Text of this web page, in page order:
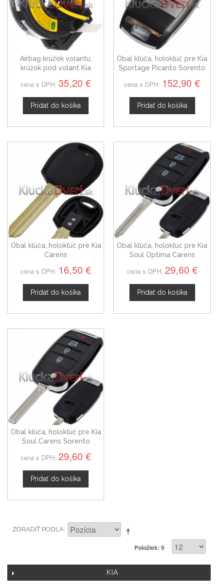
Airbag krúžok volantu,
krúžok pod volant Kia
cena s DPH: 35,20 €
Pridať do košíka
Obal kľúča, holokľúč pre Kia
Sportage Picanto Sorento
elektronikou 12-16
cena s DPH: 152,90 €
Pridať do košíka
Obal kľúča, holokľúč pre Kia
Carens
cena s DPH: 16,50 €
Pridať do košíka
Obal kľúča, holokľúč pre Kia
Soul Optima Carens
HYN14R
cena s DPH: 29,60 €
Pridať do košíka
Obal kľúča, holokľúč pre Kia
Soul Carens Sorento
cena s DPH: 29,60 €
Pridať do košíka
ZORADIŤ PODĽA
Položiek: 9
KIA